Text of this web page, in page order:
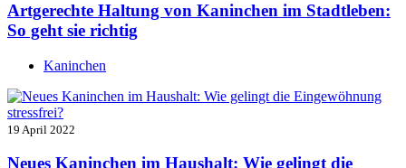
Artgerechte Haltung von Kaninchen im Stadtleben:
So geht sie richtig
Kaninchen
19 April 2022
Neues Kaninchen im Haushalt: Wie gelingt die